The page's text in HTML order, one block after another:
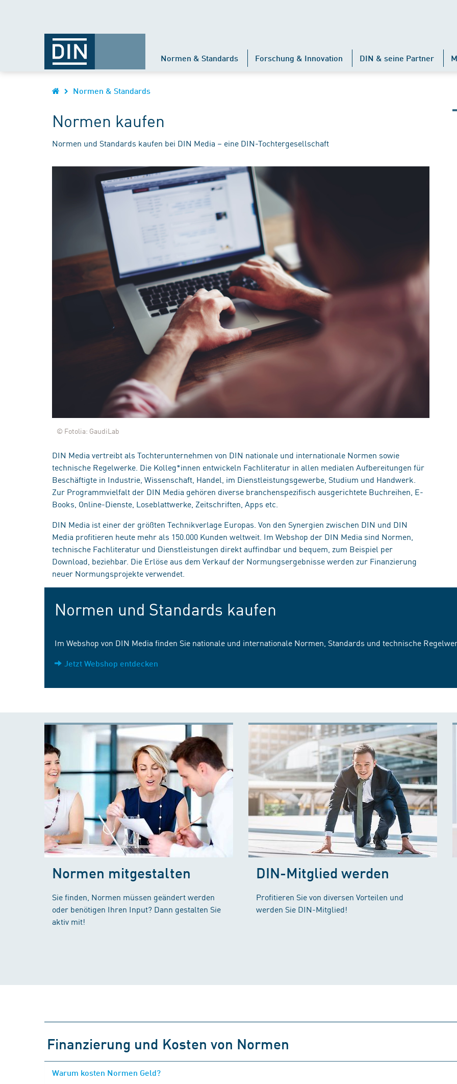
Normen & Standards Forschung & Innovation DIN & seine Partner
Normen & Standards
Normen kaufen
Normen und Standards kaufen bei DIN Media – eine DIN-Tochtergesellschaft
© Fotolia: GaudiLab
DIN Media vertreibt als Tochterunternehmen von DIN nationale und internationale Normen sowie
technische Regelwerke. Die Kolleg*innen entwickeln Fachliteratur in allen medialen Aufbereitungen für
Beschäftigte in Industrie, Wissenschaft, Handel, im Dienstleistungsgewerbe, Studium und Handwerk.
Zur Programmvielfalt der DIN Media gehören diverse branchenspezifisch ausgerichtete Buchreihen, E-
Books, Online-Dienste, Loseblattwerke, Zeitschriften, Apps etc.
DIN Media ist einer der größten Technikverlage Europas. Von den Synergien zwischen DIN und DIN
Media profitieren heute mehr als 150.000 Kunden weltweit. Im Webshop der DIN Media sind Normen,
technische Fachliteratur und Dienstleistungen direkt auffindbar und bequem, zum Beispiel per
Download, beziehbar. Die Erlöse aus dem Verkauf der Normungsergebnisse werden zur Finanzierung
neuer Normungsprojekte verwendet.
Normen und Standards kaufen
Im Webshop von DIN Media finden Sie nationale und internationale Normen, Standards und technische
Jetzt Webshop entdecken
Normen mitgestalten
Sie finden, Normen müssen geändert werden
oder benötigen Ihren Input? Dann gestalten Sie
aktiv mit!
DIN-Mitglied werden
Profitieren Sie von diversen Vorteilen und
werden Sie DIN-Mitglied!
Finanzierung und Kosten von Normen
Warum kosten Normen Geld?